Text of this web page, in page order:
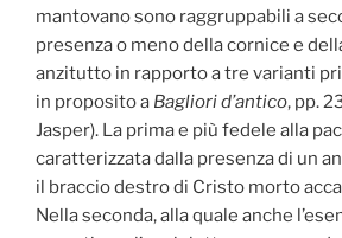
mantovano sono raggruppabili a
presenza o meno della cornice e
anzitutto in rapporto a tre varianti
in proposito a Bagliori d’antico, pp.
Jasper). La prima e più fedele alla
caratterizzata dalla presenza di un
il braccio destro di Cristo morto
Nella seconda, alla quale anche